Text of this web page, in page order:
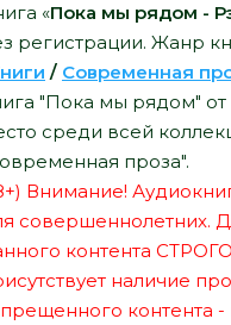
«Пока мы рядом -
регистрации. Жанр
/ Современная
"Пока мы рядом" от
среди всей
проза".
Внимание!
совершеннолетних.
контента
наличие
контента -